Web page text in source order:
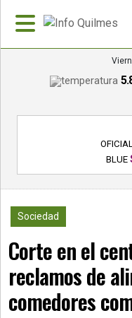
»
Policiales
»
BLUE
Sociedad
Corte en el
reclamos de
comedores